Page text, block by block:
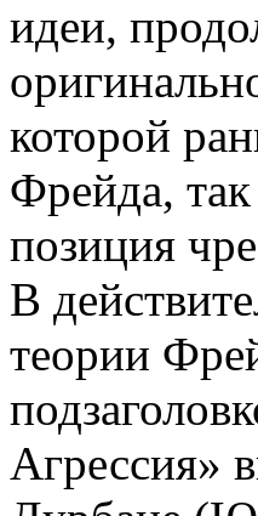
идеи,
которой
Фрейда,
позиция
В
теории
Агрессия»